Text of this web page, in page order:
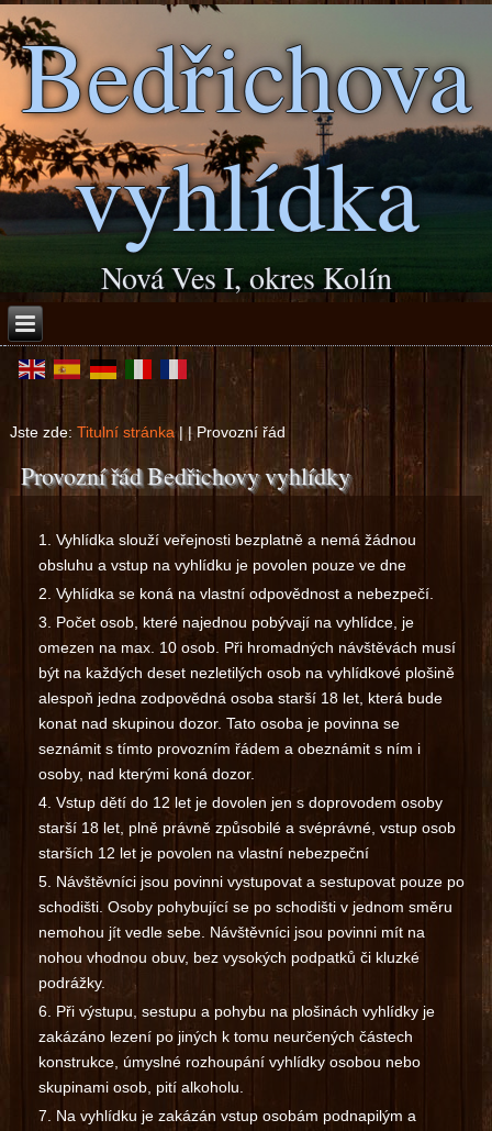
Bedřichova
vyhlídka
Nová Ves I, okres Kolín
Jste zde:Titulní stránka| | Provozní řád
Provozní řád Bedřichovy vyhlídky
Vyhlídka slouží veřejnosti bezplatně a nemá žádnou
obsluhu a vstup na vyhlídku je povolen pouze ve dne
Vyhlídka se koná na vlastní odpovědnost a nebezpečí.
Počet osob, které najednou pobývají na vyhlídce, je
omezen na max. 10 osob. Při hromadných návštěvách musí
být na každých deset nezletilých osob na vyhlídkové plošině
alespoň jedna zodpovědná osoba starší 18 let, která bude
konat nad skupinou dozor. Tato osoba je povinna se
seznámit s tímto provozním řádem a obeznámit s ním i
osoby, nad kterými koná dozor.
Vstup dětí do 12 let je dovolen jen s doprovodem osoby
starší 18 let, plně právně způsobilé a svéprávné, vstup osob
starších 12 let je povolen na vlastní nebezpeční
Návštěvníci jsou povinni vystupovat a sestupovat pouze po
schodišti. Osoby pohybující se po schodišti v jednom směru
nemohou jít vedle sebe. Návštěvníci jsou povinni mít na
nohou vhodnou obuv, bez vysokých podpatků či kluzké
podrážky.
Při výstupu, sestupu a pohybu na plošinách vyhlídky je
zakázáno lezení po jiných k tomu neurčených částech
konstrukce, úmyslné rozhoupání vyhlídky osobou nebo
skupinami osob, pití alkoholu.
Na vyhlídku je zakázán vstup osobám podnapilým a